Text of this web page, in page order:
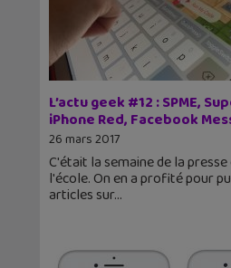
L’actu geek #12 : SPME,
iPhone Red, Facebook
26 mars 2017
C'était la semaine de la
l'école. On en a profité pour
articles sur